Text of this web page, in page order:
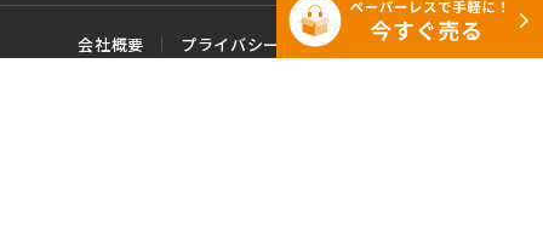
会社概要 プライバシーポリシー
ご利用規約